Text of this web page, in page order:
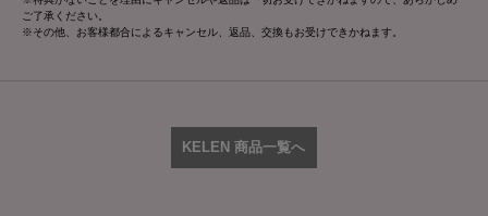
ご了承ください。
※その他、お客様都合によるキャンセル、返品、交換もお受けできかねます。
KELEN 商品一覧へ